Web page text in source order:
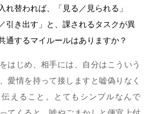
れ替われば、「見る／見られる」
引き出す」と、課されるタスクが異
通するマイルールはありますか？
はじめ、相手には、自分はこういう
愛情を持って接しますと嘘偽りなく
えること。とてもシンプルなんで